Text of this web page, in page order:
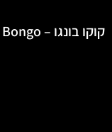
קוקו בונגו – Coco Bongo